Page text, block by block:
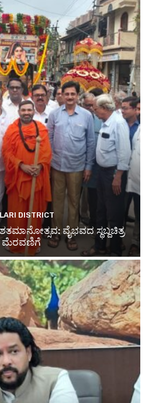
DISTRICT
ವೈಭವದ ಸ್ಥಬ್ದಚಿತ್ರ
ಮೆರವಣಿಗೆ